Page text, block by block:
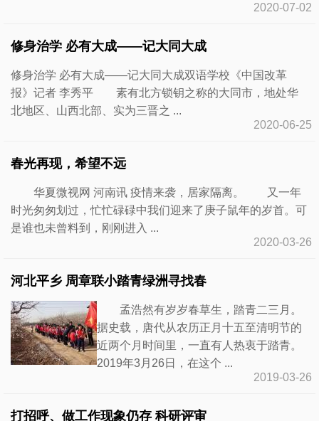
2020-07-02
修身治学 必有大成——记大同大成
修身治学 必有大成——记大同大成双语学校《中国改革
报》记者 李秀平 素有北方锁钥之称的大同市，地处华
北地区、山西北部、实为三晋之 ...
2020-06-25
春光再现，希望不远
华夏微视网 河南讯 疫情来袭，居家隔离。 又一年
时光匆匆划过，忙忙碌碌中我们迎来了庚子鼠年的岁首。可
是谁也未曾料到，刚刚进入 ...
2020-03-26
河北平乡 周章联小踏青绿洲寻找春
孟浩然有岁岁春草生，踏青二三月。
据史载，唐代从农历正月十五至清明节的
近两个月时间里，一直有人热衷于踏青。
2019年3月26日，在这个 ...
2019-03-26
打招呼、做工作现象仍存 科研评审